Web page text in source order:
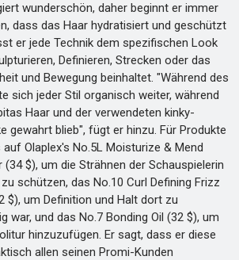
wunderschön, daher beginnt er immer
dass das Haar hydratisiert und geschützt
er jede Technik dem spezifischen Look
Definieren, Strecken oder das
und Bewegung beinhaltet. "Während des
sich jeder Stil organisch weiter, während
Haar und der verwendeten kinky-
gewahrt blieb", fügt er hinzu. Für Produkte
Olaplex's No.5L Moisturize & Mend
$), um die Strähnen der Schauspielerin
schützen, das No.10 Curl Defining Frizz
$), um Definition und Halt dort zu
war, und das No.7 Bonding Oil (32 $), um
hinzuzufügen. Er sagt, dass er diese
allen seinen Promi-Kunden